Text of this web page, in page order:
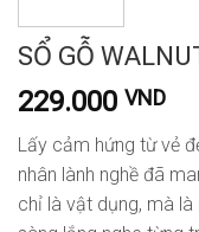
SỔ GỖ
229.000 VND
Lấy cảm hứng từ vẻ
nhân lành nghề đã
chỉ là vật dụng, mà